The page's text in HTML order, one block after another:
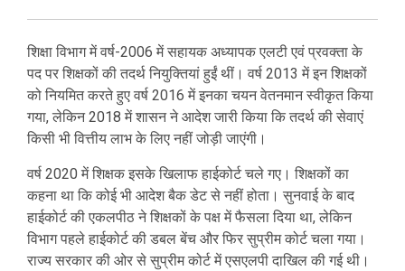
शिक्षा विभाग में वर्ष-2006 में सहायक अध्यापक एलटी एवं प्रवक्ता के
पद पर शिक्षकों की तदर्थ नियुक्तियां हुईं थीं। वर्ष 2013 में इन शिक्षकों
को नियमित करते हुए वर्ष 2016 में इनका चयन वेतनमान स्वीकृत किया
गया, लेकिन 2018 में शासन ने आदेश जारी किया कि तदर्थ की सेवाएं
किसी भी वित्तीय लाभ के लिए नहीं जोड़ी जाएंगी।
वर्ष 2020 में शिक्षक इसके खिलाफ हाईकोर्ट चले गए। शिक्षकों का
कहना था कि कोई भी आदेश बैक डेट से नहीं होता। सुनवाई के बाद
हाईकोर्ट की एकलपीठ ने शिक्षकों के पक्ष में फैसला दिया था, लेकिन
विभाग पहले हाईकोर्ट की डबल बेंच और फिर सुप्रीम कोर्ट चला गया।
राज्य सरकार की ओर से सुप्रीम कोर्ट में एसएलपी दाखिल की गई थी।